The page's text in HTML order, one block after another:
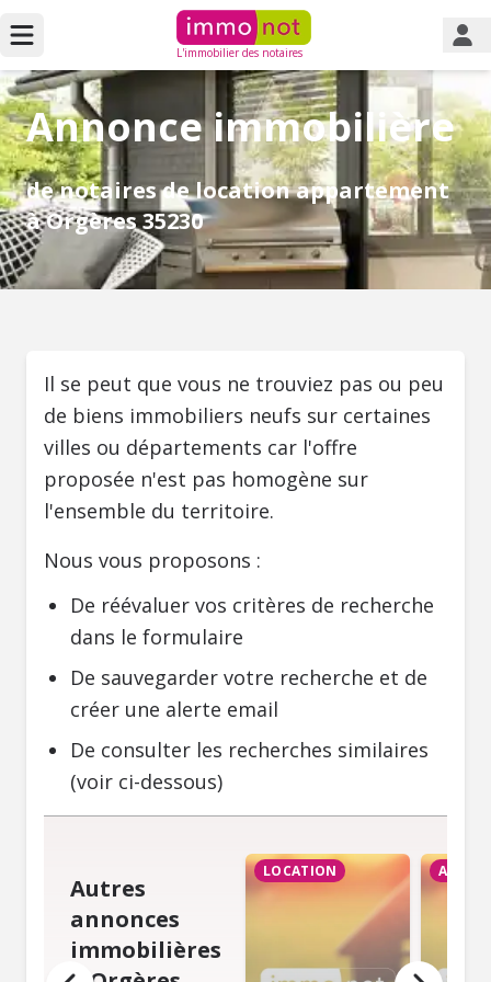
L'immobilier des notaires
Annonce immobilière
de notaires de location appartement
à Orgères 35230
Il se peut que vous ne trouviez pas ou peu
de biens immobiliers neufs sur certaines
villes ou départements car l'offre
proposée n'est pas homogène sur
l'ensemble du territoire.
Nous vous proposons :
De réévaluer vos critères de recherche
dans le formulaire
De sauvegarder votre recherche et de
créer une alerte email
De consulter les recherches similaires
(voir ci-dessous)
Autres
annonces
immobilières
LOCATION ACHAT